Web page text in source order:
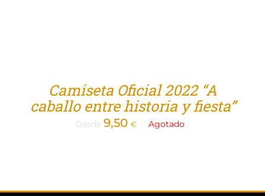
Camiseta Oficial 2022 “A
caballo entre historia y fiesta”
Desde 9,50 € Agotado